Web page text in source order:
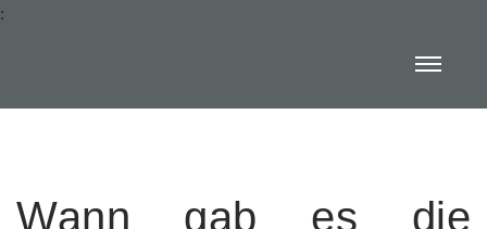
:
Wann gab es die